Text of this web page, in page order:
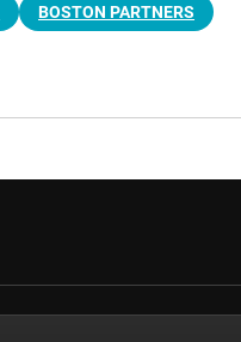
BOSTON PARTNERS